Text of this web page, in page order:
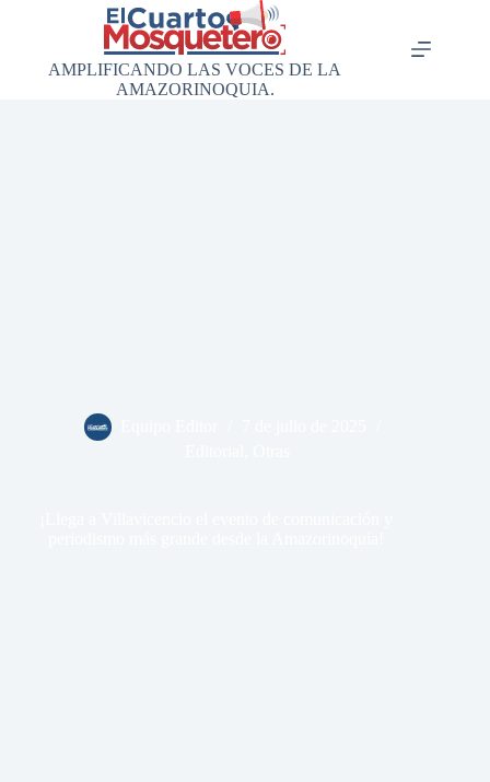
AMPLIFICANDO LAS VOCES DE LA
AMAZORINOQUIA.